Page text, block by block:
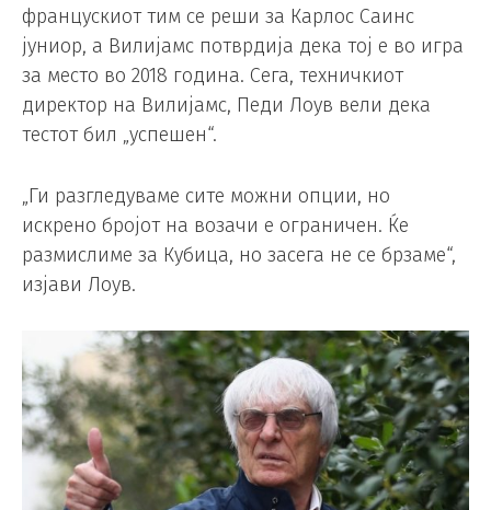
францускиот тим се реши за Карлос Саинс
јуниор, а Вилијамс потврдија дека тој е во игра
за место во 2018 година. Сега, техничкиот
директор на Вилијамс, Педи Лоув вели дека
тестот бил „успешен“.
„Ги разгледуваме сите можни опции, но
искрено бројот на возачи е ограничен. Ќе
размислиме за Кубица, но засега не се брзаме“,
изјави Лоув.